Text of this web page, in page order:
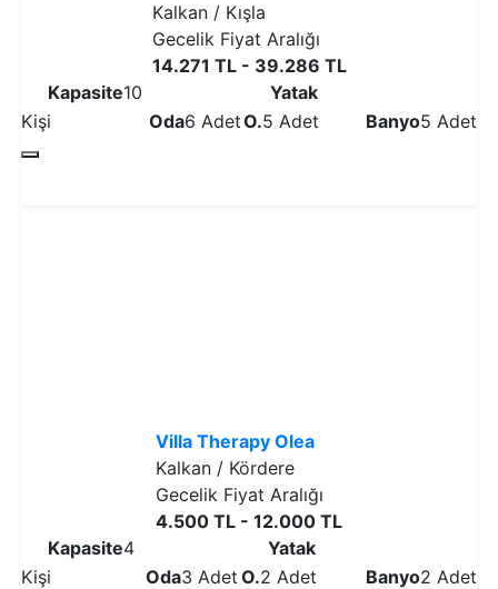
Kalkan / Kışla
Gecelik Fiyat Aralığı
14.271 TL - 39.286 TL
Kapasite10
Kişi
Oda6 Adet
Yatak
O.5 Adet Banyo5 Adet
Villa Therapy Olea
Kalkan / Kördere
Gecelik Fiyat Aralığı
4.500 TL - 12.000 TL
Kapasite4
Kişi
Oda3 Adet
Yatak
O.2 Adet Banyo2 Adet